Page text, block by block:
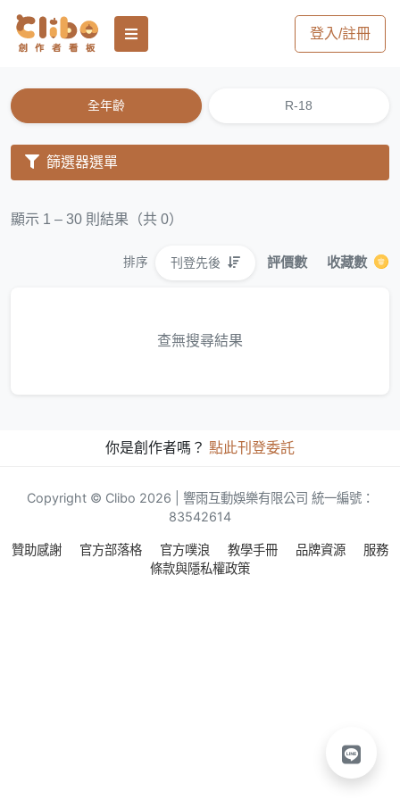
登入/註冊
全年齡 R-18
篩選器選單
顯示 1 – 30 則結果（共 0）
排序 刊登先後 評價數 收藏數
查無搜尋結果
你是創作者嗎？ 點此刊登委託
Copyright © Clibo 2026 | 響雨互動娛樂有限公司 統一編號：
83542614
贊助感謝 官方部落格 官方噗浪 教學手冊 品牌資源
服務
條款與隱私權政策